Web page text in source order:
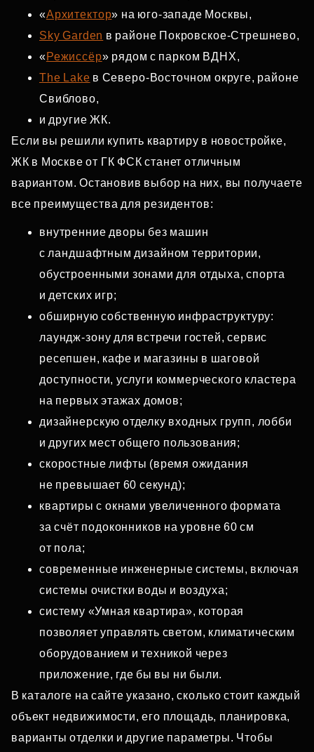
«Архитектор» на юго‑западе Москвы,
Sky Garden в районе Покровское‑Стрешнево,
«Режиссёр» рядом с парком ВДНХ,
The Lake в Северо‑Восточном округе, районе
Свиблово,
и другие ЖК.
Если вы решили купить квартиру в новостройке,
ЖК в Москве от ГК ФСК станет отличным
вариантом. Остановив выбор на них, вы получаете
все преимущества для резидентов:
внутренние дворы без машин
с ландшафтным дизайном территории,
обустроенными зонами для отдыха, спорта
и детских игр;
обширную собственную инфраструктуру:
лаундж‑зону для встречи гостей, сервис
ресепшен, кафе и магазины в шаговой
доступности, услуги коммерческого кластера
на первых этажах домов;
дизайнерскую отделку входных групп, лобби
и других мест общего пользования;
скоростные лифты (время ожидания
не превышает 60 секунд);
квартиры с окнами увеличенного формата
за счёт подоконников на уровне 60 см
от пола;
современные инженерные системы, включая
системы очистки воды и воздуха;
систему «Умная квартира», которая
позволяет управлять светом, климатическим
оборудованием и техникой через
приложение, где бы вы ни были.
В каталоге на сайте указано, сколько стоит каждый
объект недвижимости, его площадь, планировка,
варианты отделки и другие параметры. Чтобы